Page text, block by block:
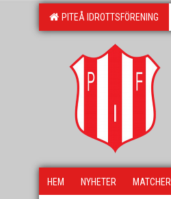
PITEÅ IDROTTSFÖRENING
HEM NYHETER MATCHER